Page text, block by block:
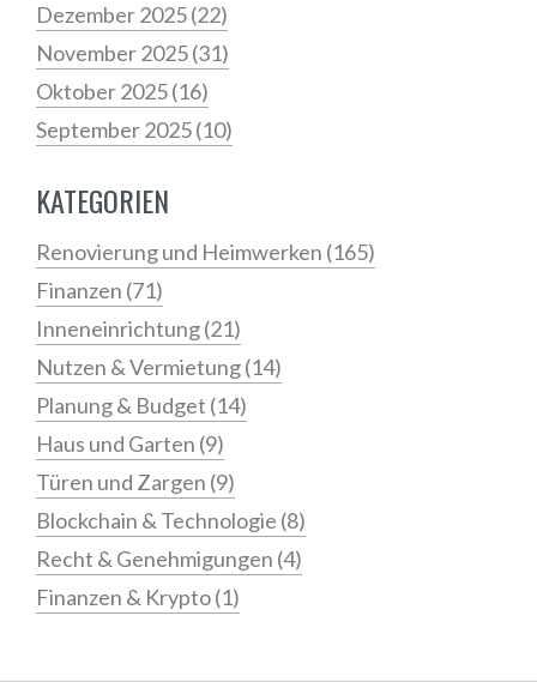
Dezember 2025(22)
November 2025(31)
Oktober 2025(16)
September 2025(10)
KATEGORIEN
Renovierung und Heimwerken (165)
Finanzen (71)
Inneneinrichtung(21)
Nutzen & Vermietung(14)
Planung & Budget (14)
Haus und Garten (9)
Türen und Zargen (9)
Blockchain & Technologie (8)
Recht & Genehmigungen (4)
Finanzen & Krypto(1)